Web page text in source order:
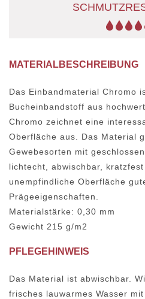
MATERIALBESCHREIBUNG
Das Einbandmaterial Chromo
Bucheinbandstoff aus
Chromo zeichnet eine
Oberfläche aus. Das Material
Gewebesorten mit
lichtecht, abwischbar,
unempfindliche Oberfläche
Prägeeigenschaften.
Materialstärke: 0,30 mm
Gewicht 215 g/m2
PFLEGEHINWEIS
Das Material ist abwischbar.
frisches lauwarmes Wasser